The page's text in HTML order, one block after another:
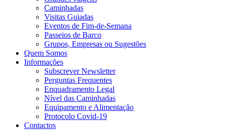
Caminhadas
Visitas Guiadas
Eventos de Fim-de-Semana
Passeios de Barco
Grupos, Empresas ou Sugestões
Quem Somos
Informações
Subscrever Newsletter
Perguntas Frequentes
Enquadramento Legal
Nível das Caminhadas
Equipamento e Alimentação
Protocolo Covid-19
Contactos